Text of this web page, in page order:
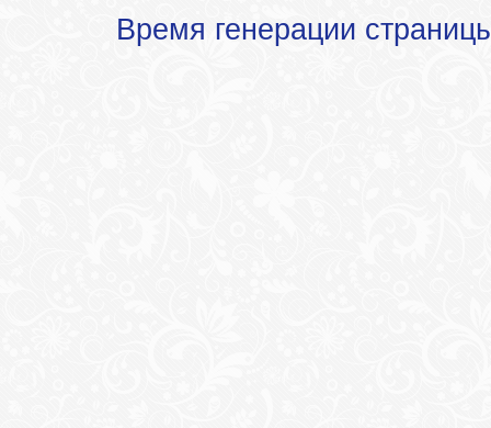
Время генерации